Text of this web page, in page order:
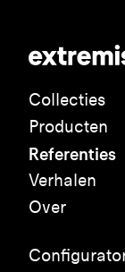
Collecties
Producten
Referenties
Verhalen
Over